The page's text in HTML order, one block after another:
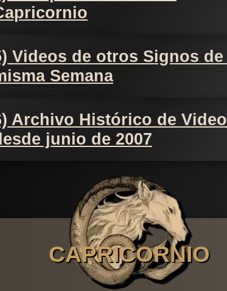
Videos de otros Signos de
Semana
Archivo Histórico de
junio de 2007
CAPRICORNIO